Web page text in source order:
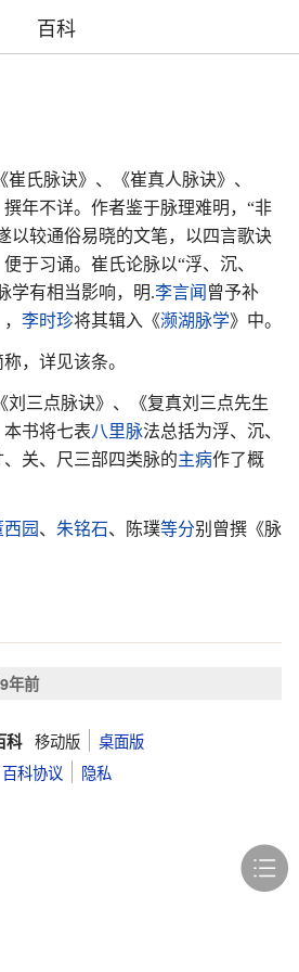
百科
崔氏脉诀》、《崔真人脉诀》、
年不详。作者鉴于脉理难明，“非
以较通俗易晓的文笔，以四言歌诀
于习诵。崔氏论脉以“浮、沉、
学有相当影响，明.李言闻 曾予补
李时珍将其辑入《濒湖脉学》中。
，详见该条。
三点脉诀》、《复真刘三点先生
本书将七表八里脉法总括为浮、沉、
关、尺三部四类脉的主病作了概
西园 、 朱铭石、陈璞等分别曾撰《脉
年前
科 移动版
桌面版
百科协议
隐私